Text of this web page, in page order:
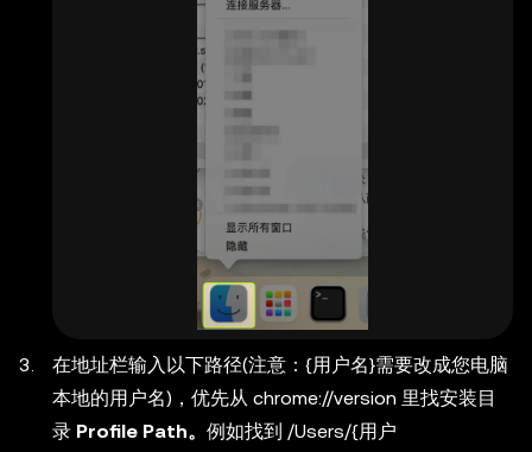
在地址栏输入以下路径(注意： {用户名}需要改成您电脑
本地的用户名)，优先从 chrome://version 里找安装目
录 Profile Path。 例如找到 /Users/{用户